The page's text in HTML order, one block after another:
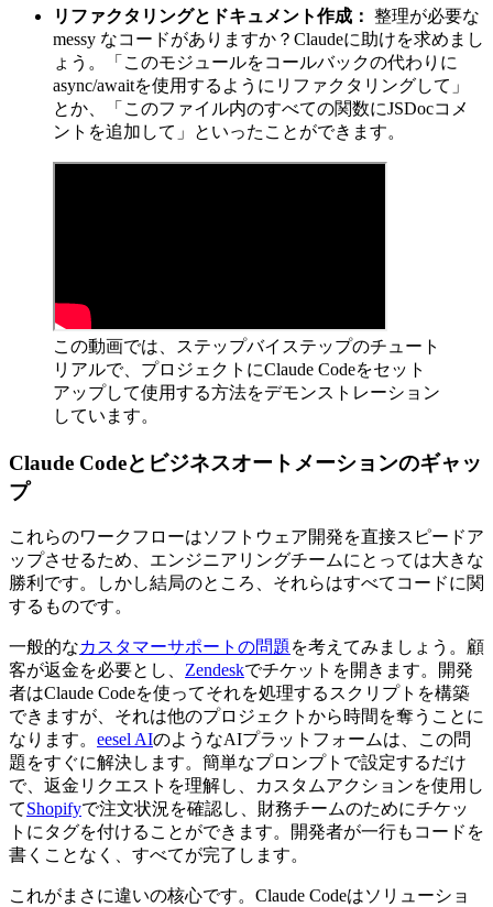
リファクタリングとドキュメント作成： 整理が必要な
messy なコードがありますか？Claudeに助けを求めまし
ょう。「このモジュールをコールバックの代わりに
async/awaitを使用するようにリファクタリングして」
とか、「このファイル内のすべての関数にJSDocコメ
ントを追加して」といったことができます。
この動画では、ステップバイステップのチュート
リアルで、プロジェクトにClaude Codeをセット
アップして使用する方法をデモンストレーション
しています。
Claude Codeとビジネスオートメーションのギャッ
プ
これらのワークフローはソフトウェア開発を直接スピードア
ップさせるため、エンジニアリングチームにとっては大きな
勝利です。しかし結局のところ、それらはすべてコードに関
するものです。
一般的なカスタマーサポートの問題 を考えてみましょう。顧
客が返金を必要とし、 Zendeskでチケットを開きます。開発
者はClaude Codeを使ってそれを処理するスクリプトを構築
できますが、それは他のプロジェクトから時間を奪うことに
なります。 eesel AIのようなAIプラットフォームは、この問
題をすぐに解決します。簡単なプロンプトで設定するだけ
で、返金リクエストを理解し、カスタムアクションを使用し
てShopifyで注文状況を確認し、財務チームのためにチケッ
トにタグを付けることができます。開発者が一行もコードを
書くことなく、すべてが完了します。
これがまさに違いの核心です。Claude Codeはソリューショ